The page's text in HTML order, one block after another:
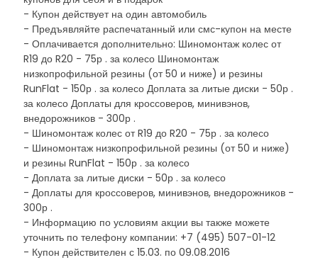
- Купон действует на один автомобиль
- Предъявляйте распечатанный или смс-купон на месте
- Оплачивается дополнительно: Шиномонтаж колес от
R19 до R20 - 75р . за колесо Шиномонтаж
низкопрофильной резины (от 50 и ниже) и резины
RunFlat - 150р . за колесо Доплата за литые диски - 50р .
за колесо Доплаты для кроссоверов, минивэнов,
внедорожников - 300р .
- Шиномонтаж колес от R19 до R20 - 75р . за колесо
- Шиномонтаж низкопрофильной резины (от 50 и ниже)
и резины RunFlat - 150р . за колесо
- Доплата за литые диски - 50р . за колесо
- Доплаты для кроссоверов, минивэнов, внедорожников -
300р .
- Информацию по условиям акции вы также можете
уточнить по телефону компании: +7 (495) 507-01-12
- Купон действителен с 15.03. по 09.08.2016